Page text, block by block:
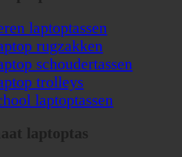
laptoptassen
rugzakken
schoudertassen
trolleys
laptoptassen
laptoptas